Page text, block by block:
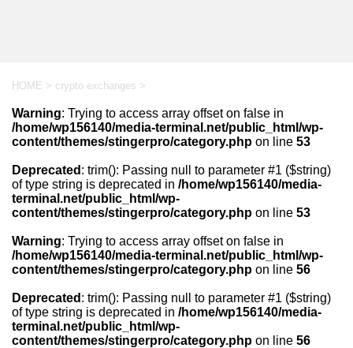
HOME > crypto exchanges >
Warning: Trying to access array offset on false in
/home/wp156140/media-terminal.net/public_html/wp-
content/themes/stingerpro/category.php on line 53
Deprecated : trim(): Passing null to parameter #1 ($string)
of type string is deprecated in /home/wp156140/media-
terminal.net/public_html/wp-
content/themes/stingerpro/category.php on line 53
Warning: Trying to access array offset on false in
/home/wp156140/media-terminal.net/public_html/wp-
content/themes/stingerpro/category.php on line 56
Deprecated : trim(): Passing null to parameter #1 ($string)
of type string is deprecated in /home/wp156140/media-
terminal.net/public_html/wp-
content/themes/stingerpro/category.php on line 56